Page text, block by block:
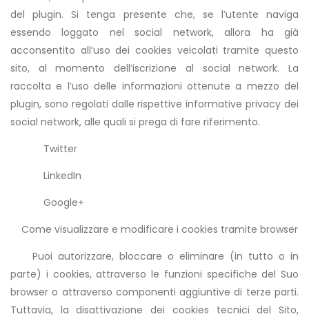
del plugin. Si tenga presente che, se l’utente naviga
essendo loggato nel social network, allora ha già
acconsentito all’uso dei cookies veicolati tramite questo
sito, al momento dell’iscrizione al social network. La
raccolta e l’uso delle informazioni ottenute a mezzo del
plugin, sono regolati dalle rispettive informative privacy dei
social network, alle quali si prega di fare riferimento.
Twitter
LinkedIn
Google+
Come visualizzare e modificare i cookies tramite browser
Puoi autorizzare, bloccare o eliminare (in tutto o in
parte) i cookies, attraverso le funzioni specifiche del Suo
browser o attraverso componenti aggiuntive di terze parti.
Tuttavia, la disattivazione dei cookies tecnici del Sito,